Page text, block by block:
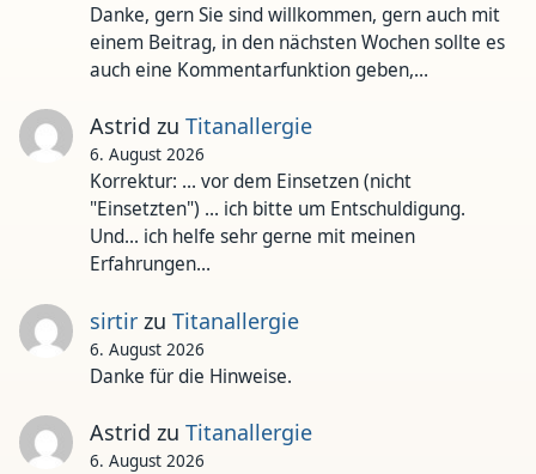
Danke, gern Sie sind willkommen, gern auch mit
einem Beitrag, in den nächsten Wochen sollte es
auch eine Kommentarfunktion geben,…
Astrid zu Titanallergie
6. August 2026
Korrektur: ... vor dem Einsetzen (nicht
"Einsetzten") ... ich bitte um Entschuldigung.
Und... ich helfe sehr gerne mit meinen
Erfahrungen…
sirtirzu Titanallergie
6. August 2026
Danke für die Hinweise.
Astrid zu Titanallergie
6. August 2026